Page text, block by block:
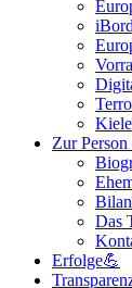
Zur
Das
Erfolge💪